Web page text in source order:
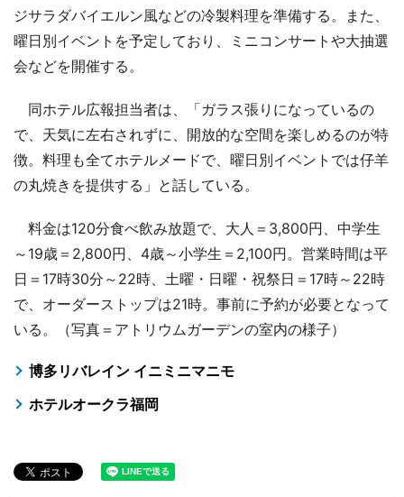
ジサラダバイエルン風などの冷製料理を準備する。また、
曜日別イベントを予定しており、ミニコンサートや大抽選
会などを開催する。
同ホテル広報担当者は、「ガラス張りになっているの
で、天気に左右されずに、開放的な空間を楽しめるのが特
徴。料理も全てホテルメードで、曜日別イベントでは仔羊
の丸焼きを提供する」と話している。
料金は120分食べ飲み放題で、大人＝3,800円、中学生
～19歳＝2,800円、4歳～小学生＝2,100円。営業時間は平
日＝17時30分～22時、土曜・日曜・祝祭日＝17時～22時
で、オーダーストップは21時。事前に予約が必要となって
いる。（写真＝アトリウムガーデンの室内の様子）
博多リバレイン イニミニマニモ
ホテルオークラ福岡